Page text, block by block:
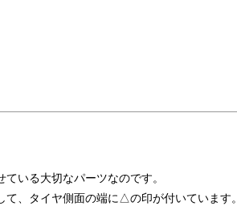
いる大切なパーツなのです。
、タイヤ側面の端に△の印が付いています。